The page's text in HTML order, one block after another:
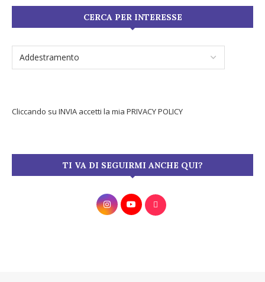
CERCA PER INTERESSE
Cliccando su INVIA accetti la mia PRIVACY POLICY
TI VA DI SEGUIRMI ANCHE QUI?